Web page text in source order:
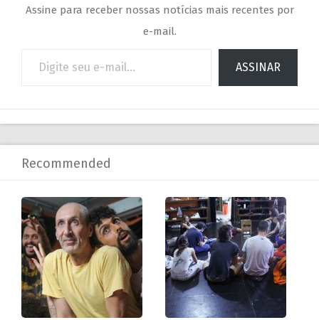
Assine para receber nossas notícias mais recentes por
e-mail.
ASSINAR
Recommended